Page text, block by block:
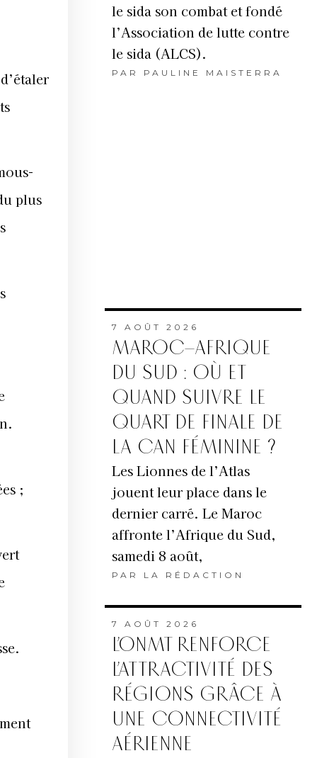
plus
;
le sida son combat et fondé
l’Association de lutte contre
le sida (ALCS).
PAR PAULINE MAISTERRA
7 AOÛT 2026
MAROC–AFRIQUE
DU SUD : OÙ ET
QUAND SUIVRE LE
QUART DE FINALE DE
LA CAN FÉMININE ?
Les Lionnes de l’Atlas
jouent leur place dans le
dernier carré. Le Maroc
affronte l’Afrique du Sud,
samedi 8 août,
PAR LA RÉDACTION
7 AOÛT 2026
L’ONMT RENFORCE
L’ATTRACTIVITÉ DES
RÉGIONS GRÂCE À
UNE CONNECTIVITÉ
AÉRIENNE